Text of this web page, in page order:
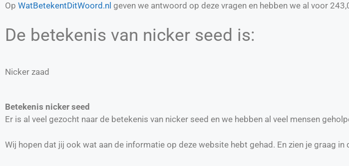
Op WatBetekentDitWoord.nl geven we antwoord op deze vragen en hebben we al voor
De betekenis van nicker seed is:
Nicker zaad
Betekenis nicker seed
Er is al veel gezocht naar de betekenis van nicker seed en we hebben al veel mensen
Wij hopen dat jij ook wat aan de informatie op deze website hebt gehad. En zien je graag